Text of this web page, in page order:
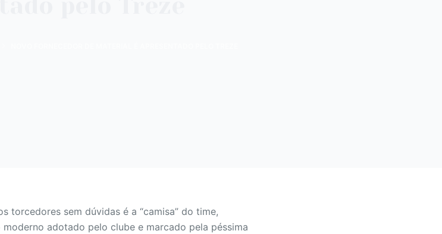
torcedores sem dúvidas é a “camisa” do time,
adotado pelo clube e marcado pela péssima